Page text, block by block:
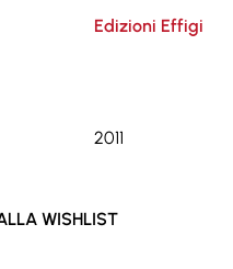
Edizioni Effigi
2011
WISHLIST